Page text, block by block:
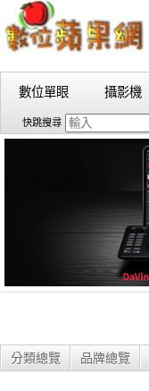
數位單眼 攝影機
快跳搜尋
分類總覽 品牌總覽